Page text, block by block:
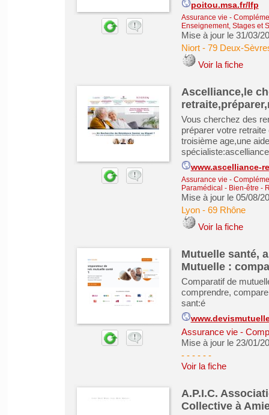
poitou.msa.fr/lfp
Assurance vie -
Enseignement, Stages et
Mise à jour le 31/03/
Niort- 79 Deux-
Voir la fiche
Ascelliance,le
Vous cherchez des
préparer votre
troisième age,une
www.ascelliance-
Assurance vie -
Paramédical - Bien-être -
Mise à jour le 05/08/
Lyon- 69 Rhône
Voir la fiche
Mutuelle santé,
Mutuelle :
Comparatif de
comprendre,
sant:é
Assurance vie -
Mise à jour le 23/01/
- - - - --
Voir la fiche
A.P.I.C.
Collective à